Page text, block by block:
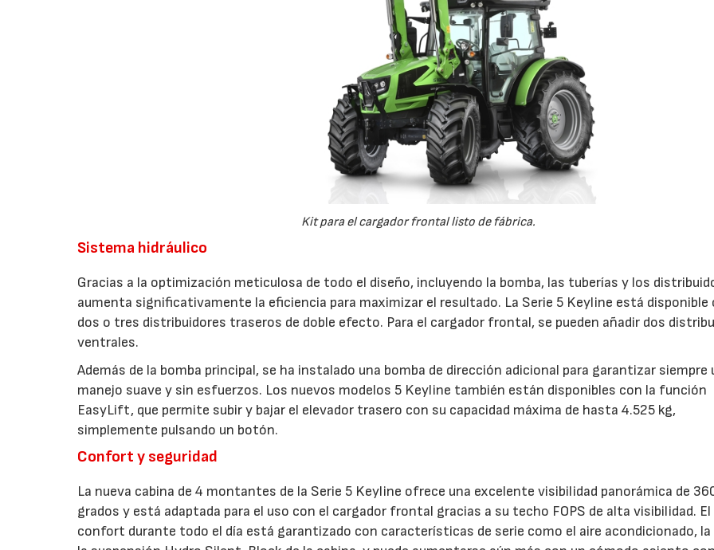
Kit para el cargador frontal listo de fábrica.
Sistema hidráulico
Gracias a la optimización meticulosa de todo el diseño, incluyendo la bomba, las tuberías y los
aumenta significativamente la eficiencia para maximizar el resultado. La Serie 5 Keyline está disponible
dos o tres distribuidores traseros de doble efecto. Para el cargador frontal, se pueden añadir dos
ventrales.
Además de la bomba principal, se ha instalado una bomba de dirección adicional para garantizar siempre
manejo suave y sin esfuerzos. Los nuevos modelos 5 Keyline también están disponibles con la función
EasyLift, que permite subir y bajar el elevador trasero con su capacidad máxima de hasta 4.525 kg,
simplemente pulsando un botón.
Confort y seguridad
La nueva cabina de 4 montantes de la Serie 5 Keyline ofrece una excelente visibilidad panorámica de
grados y está adaptada para el uso con el cargador frontal gracias a su techo FOPS de alta visibilidad. El
confort durante todo el día está garantizado con características de serie como el aire acondicionado, la